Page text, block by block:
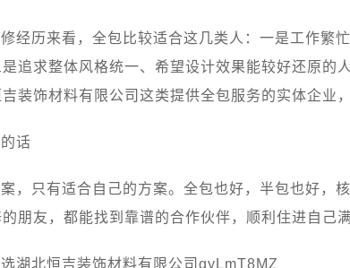
经历来看，全包比较适合这几类人：一是工作繁
追求整体风格统一、希望设计效果能较好还原
装饰材料有限公司这类提供全包服务的实体企业
话
，只有适合自己的方案。全包也好，半包也好，
朋友，都能找到靠谱的合作伙伴，顺利住进自己
湖北恒吉装饰材料有限公司qyLmT8MZ